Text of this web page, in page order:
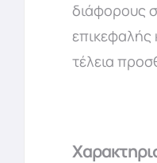
διάφορους
επικεφαλής
τέλεια